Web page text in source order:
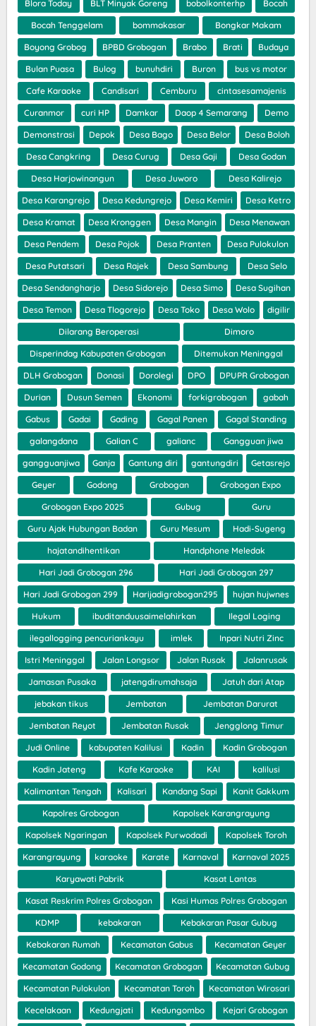
Blora Today BLT Minyak Goreng bobolkonterhp Bocah
Bocah Tenggelam bommakasar Bongkar Makam
Boyong Grobog BPBD Grobogan Brabo Brati Budaya
Bulan Puasa Bulog bunuhdiri Buron bus vs motor
Cafe Karaoke Candisari Cemburu cintasesamajenis
Curanmor curi HP Damkar Daop 4 Semarang Demo
Demonstrasi Depok Desa Bago Desa Belor Desa Boloh
Desa Cangkring Desa Curug Desa Gaji Desa Godan
Desa Harjowinangun Desa Juworo Desa Kalirejo
Desa Karangrejo Desa Kedungrejo Desa Kemiri Desa Ketro
Desa Kramat Desa Kronggen Desa Mangin Desa Menawan
Desa Pendem Desa Pojok Desa Pranten Desa Pulokulon
Desa Putatsari Desa Rajek Desa Sambung Desa Selo
Desa Sendangharjo Desa Sidorejo Desa Simo Desa Sugihan
Desa Temon Desa Tlogorejo Desa Toko Desa Wolo digilir
Dilarang Beroperasi Dimoro
Disperindag Kabupaten Grobogan Ditemukan Meninggal
DLH Grobogan Donasi Dorolegi DPO DPUPR Grobogan
Durian Dusun Semen Ekonomi forkigrobogan gabah
Gabus Gadai Gading Gagal Panen Gagal Standing
galangdana Galian C galianc Gangguan jiwa
gangguanjiwa Ganja Gantung diri gantungdiri Getasrejo
Geyer Godong Grobogan Grobogan Expo
Grobogan Expo 2025 Gubug Guru
Guru Ajak Hubungan Badan Guru Mesum Hadi-Sugeng
hajatandihentikan Handphone Meledak
Hari Jadi Grobogan 296 Hari Jadi Grobogan 297
Hari Jadi Grobogan 299 Harijadigrobogan295 hujan hujwnes
Hukum ibuditanduusaimelahirkan Ilegal Loging
ilegallogging pencuriankayu imlek Inpari Nutri Zinc
Istri Meninggal Jalan Longsor Jalan Rusak Jalanrusak
Jamasan Pusaka jatengdirumahsaja Jatuh dari Atap
jebakan tikus Jembatan Jembatan Darurat
Jembatan Reyot Jembatan Rusak Jengglong Timur
Judi Online kabupaten Kalilusi Kadin Kadin Grobogan
Kadin Jateng Kafe Karaoke KAI kalilusi
Kalimantan Tengah Kalisari Kandang Sapi Kanit Gakkum
Kapolres Grobogan Kapolsek Karangrayung
Kapolsek Ngaringan Kapolsek Purwodadi Kapolsek Toroh
Karangrayung karaoke Karate Karnaval Karnaval 2025
Karyawati Pabrik Kasat Lantas
Kasat Reskrim Polres Grobogan Kasi Humas Polres Grobogan
KDMP kebakaran Kebakaran Pasar Gubug
Kebakaran Rumah Kecamatan Gabus Kecamatan Geyer
Kecamatan Godong Kecamatan Grobogan Kecamatan Gubug
Kecamatan Pulokulon Kecamatan Toroh Kecamatan Wirosari
Kecelakaan Kedungjati Kedungombo Kejari Grobogan